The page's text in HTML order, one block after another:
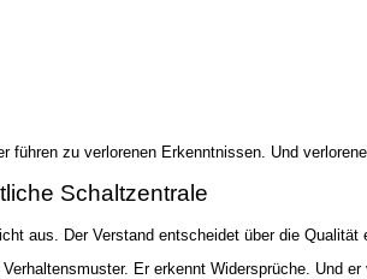
führen zu verlorenen Erkenntnissen. Und
Schaltzentrale
aus. Der Verstand entscheidet über die Qualität
Er erkennt Widersprüche. Und